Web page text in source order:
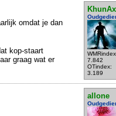
7.842
OTindex:
3.189
omdat je dan
kop-staart
graag wat er
allone